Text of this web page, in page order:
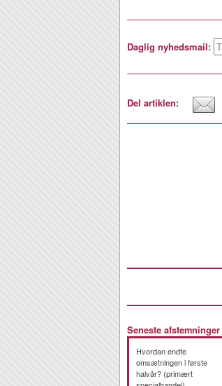
Daglig nyhedsmail:
Del artiklen:
Seneste afstemninger
Hvordan endte
omsætningen i første
halvår? (primært